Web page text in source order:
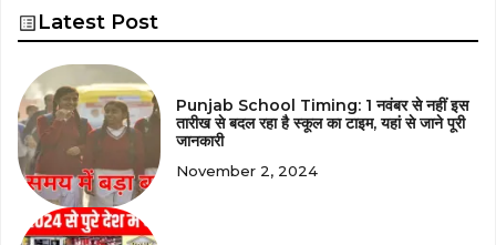
Latest Post
Punjab School Timing: 1 नवंबर से नहीं इस
तारीख से बदल रहा है स्कूल का टाइम, यहां से जाने पूरी
जानकारी
November 2, 2024